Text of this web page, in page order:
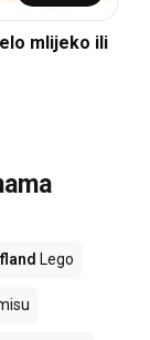
mlijeko ili
Lego